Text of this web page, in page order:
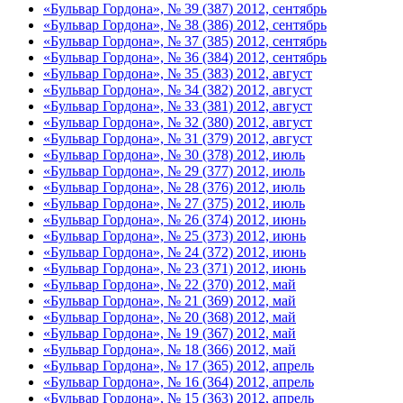
«Бульвар Гордона», № 39 (387) 2012, сентябрь
«Бульвар Гордона», № 38 (386) 2012, сентябрь
«Бульвар Гордона», № 37 (385) 2012, сентябрь
«Бульвар Гордона», № 36 (384) 2012, сентябрь
«Бульвар Гордона», № 35 (383) 2012, август
«Бульвар Гордона», № 34 (382) 2012, август
«Бульвар Гордона», № 33 (381) 2012, август
«Бульвар Гордона», № 32 (380) 2012, август
«Бульвар Гордона», № 31 (379) 2012, август
«Бульвар Гордона», № 30 (378) 2012, июль
«Бульвар Гордона», № 29 (377) 2012, июль
«Бульвар Гордона», № 28 (376) 2012, июль
«Бульвар Гордона», № 27 (375) 2012, июль
«Бульвар Гордона», № 26 (374) 2012, июнь
«Бульвар Гордона», № 25 (373) 2012, июнь
«Бульвар Гордона», № 24 (372) 2012, июнь
«Бульвар Гордона», № 23 (371) 2012, июнь
«Бульвар Гордона», № 22 (370) 2012, май
«Бульвар Гордона», № 21 (369) 2012, май
«Бульвар Гордона», № 20 (368) 2012, май
«Бульвар Гордона», № 19 (367) 2012, май
«Бульвар Гордона», № 18 (366) 2012, май
«Бульвар Гордона», № 17 (365) 2012, апрель
«Бульвар Гордона», № 16 (364) 2012, апрель
«Бульвар Гордона», № 15 (363) 2012, апрель